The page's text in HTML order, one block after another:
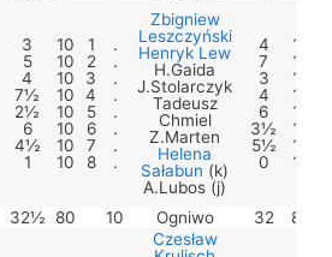
3
5
4
7½
2½
6
4½
1
10
10
10
10
10
10
10
10
1
2
3
4
5
6
7
8
.
.
.
.
.
.
.
.
Zbigniew
Leszczyński
Henryk Lew
H.Gaida
J.Stolarczyk
Tadeusz
Chmiel
Z.Marten
Helena
Sałabun (k)
A.Lubos (j)
4
7
3
4
6
3½
5½
0
10
10
10
10
10
10
10
10
32½ 80 10 Ogniwo 32 80
Czesław